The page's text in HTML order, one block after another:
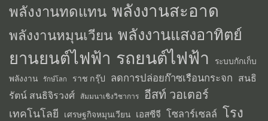
พลังงานทดแทน พลังงานสะอาด
พลังงานหมุนเวียน พลังงานแสงอาทิตย์
ยานยนต์ไฟฟ้า รถยนต์ไฟฟ้า
ระบบกักเก็บ
พลังงาน
รักษ์โลก ราช กรุ๊ป ลดการปล่อยก๊าซเรือนกระจก สนธิ
รัตน์ สนธิจิรวงศ์
สัมมนาเชิงวิชาการ อีสท์ วอเตอร์
เทคโนโลยี เศรษฐกิจหมุนเวียน เอสซีจี โซลาร์เซลล์ โรง